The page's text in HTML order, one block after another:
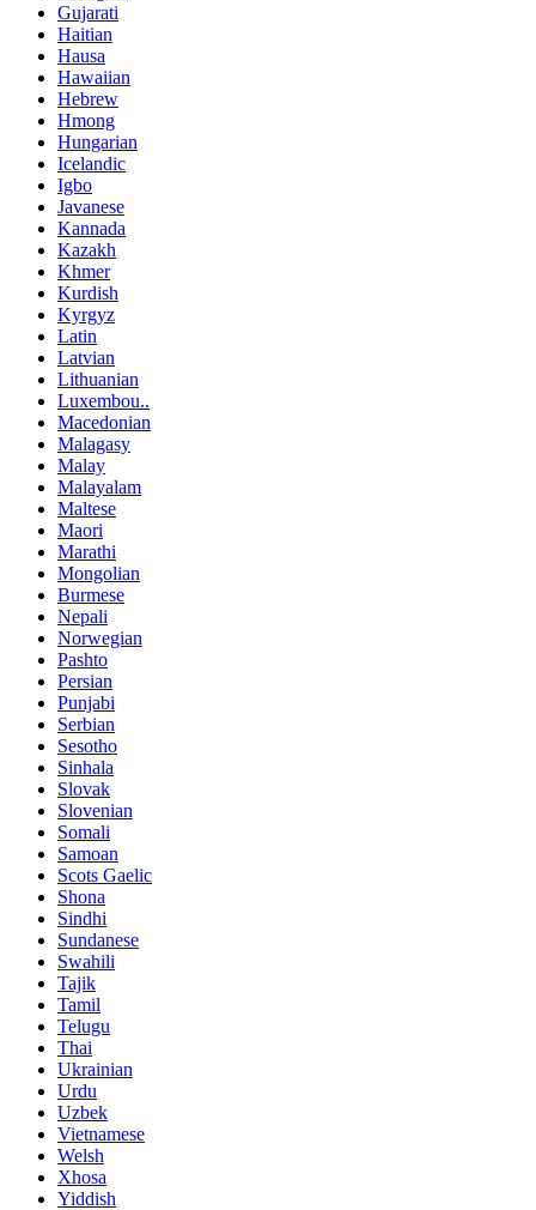
Gujarati
Haitian
Hausa
Hawaiian
Hebrew
Hmong
Hungarian
Icelandic
Igbo
Javanese
Kannada
Kazakh
Khmer
Kurdish
Kyrgyz
Latin
Latvian
Lithuanian
Luxembou..
Macedonian
Malagasy
Malay
Malayalam
Maltese
Maori
Marathi
Mongolian
Burmese
Nepali
Norwegian
Pashto
Persian
Punjabi
Serbian
Sesotho
Sinhala
Slovak
Slovenian
Somali
Samoan
Scots Gaelic
Shona
Sindhi
Sundanese
Swahili
Tajik
Tamil
Telugu
Thai
Ukrainian
Urdu
Uzbek
Vietnamese
Welsh
Xhosa
Yiddish